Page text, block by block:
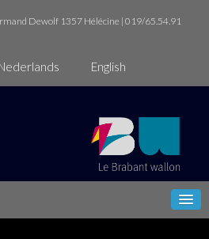
Dewolf 1357 Hélécine | 019/65.54.91
English